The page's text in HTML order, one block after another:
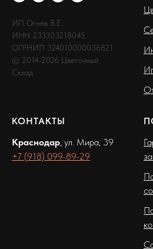
ИП Огнев В.Е.
ИНН 233303218045
ОГРНИП 324010000036821
© 2014-2026 Цветочный
Склад
КОНТАКТЫ
Краснодар, ул. Мира, 39
+7 (918) 099-89-29